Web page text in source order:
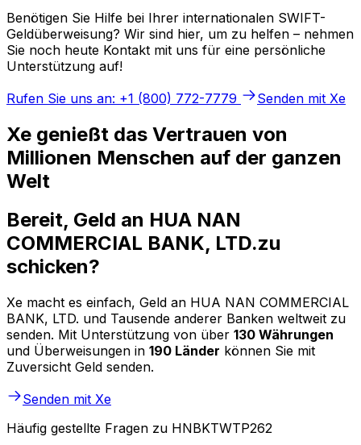
Benötigen Sie Hilfe bei Ihrer internationalen SWIFT-
Geldüberweisung? Wir sind hier, um zu helfen – nehmen
Sie noch heute Kontakt mit uns für eine persönliche
Unterstützung auf!
Rufen Sie uns an: +1 (800) 772-7779
Senden mit Xe
Xe genießt das Vertrauen von
Millionen Menschen auf der ganzen
Welt
Bereit, Geld an HUA NAN
COMMERCIAL BANK, LTD.zu
schicken?
Xe macht es einfach, Geld an HUA NAN COMMERCIAL
BANK, LTD. und Tausende anderer Banken weltweit zu
senden. Mit Unterstützung von über 130 Währungen
und Überweisungen in 190 Länder können Sie mit
Zuversicht Geld senden.
Senden mit Xe
Häufig gestellte Fragen zu HNBKTWTP262